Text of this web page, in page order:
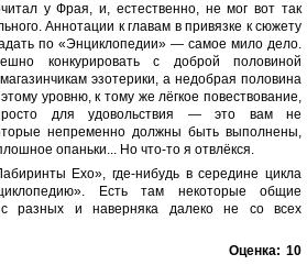
у Фрая, и, естественно, не мог вот так
Аннотации к главам в привязке к сюжету
по «Энциклопедии» — самое мило дело.
конкурировать с доброй половиной
эзотерики, а недобрая половина
уровню, к тому же лёгкое повествование,
для удовольствия — это вам не
непременно должны быть выполнены,
опаньки... Но что-то я отвлёкся.
Ехо», где-нибудь в середине цикла
Есть там некоторые общие
разных и наверняка далеко не со всех
Оценка: 10